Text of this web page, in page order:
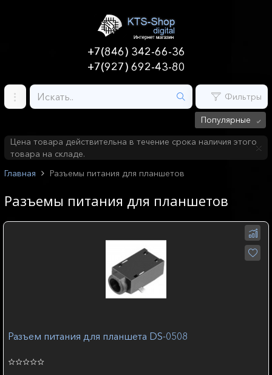
+7(846) 342-66-36
+7(927) 692-43-80
Фильтры
Популярные
Цена товара действительна в течение срока наличия этого
товара на складе.
Главная
Разъемы питания для планшетов
Разъемы питания для планшетов
Разъем питания для планшета DS-0508